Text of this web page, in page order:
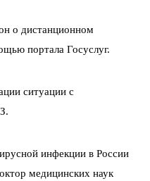
о дистанционном
портала Госуслуг.
ситуации с
инфекции в России
медицинских наук